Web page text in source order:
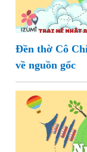
Đền thờ Cô
về nguồn gốc